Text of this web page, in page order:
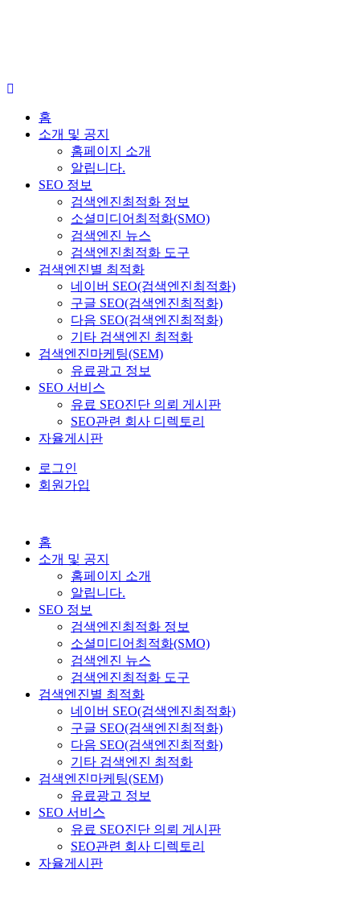
홈
소개 및 공지
홈페이지 소개
알립니다.
SEO 정보
검색엔진최적화 정보
소셜미디어최적화(SMO)
검색엔진 뉴스
검색엔진최적화 도구
검색엔진별 최적화
네이버 SEO(검색엔진최적화)
구글 SEO(검색엔진최적화)
다음 SEO(검색엔진최적화)
기타 검색엔진 최적화
검색엔진마케팅(SEM)
유료광고 정보
SEO 서비스
유료 SEO진단 의뢰 게시판
SEO관련 회사 디렉토리
자율게시판
로그인
회원가입
홈
소개 및 공지
홈페이지 소개
알립니다.
SEO 정보
검색엔진최적화 정보
소셜미디어최적화(SMO)
검색엔진 뉴스
검색엔진최적화 도구
검색엔진별 최적화
네이버 SEO(검색엔진최적화)
구글 SEO(검색엔진최적화)
다음 SEO(검색엔진최적화)
기타 검색엔진 최적화
검색엔진마케팅(SEM)
유료광고 정보
SEO 서비스
유료 SEO진단 의뢰 게시판
SEO관련 회사 디렉토리
자율게시판